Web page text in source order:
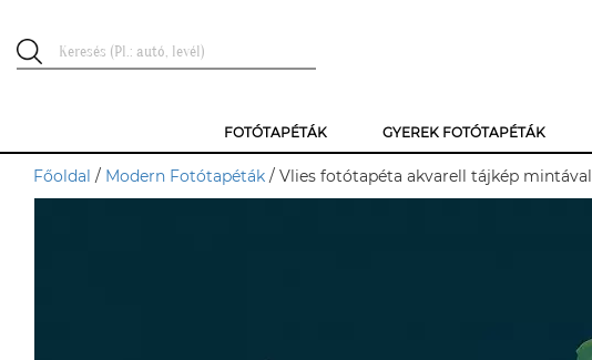
FOTÓTAPÉTÁK GYEREK FOTÓTAPÉTÁK
Főoldal / Modern Fotótapéták / Vlies fotótapéta akvarell tájkép mintával